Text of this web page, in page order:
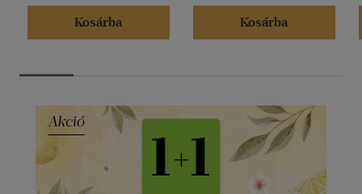
Kosárba
Kosárba